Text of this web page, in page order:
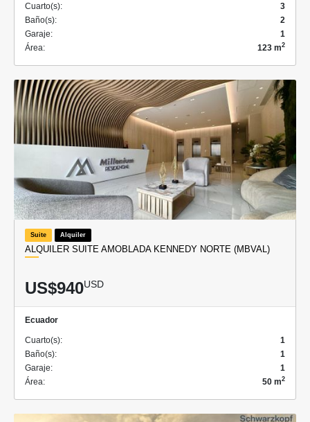
Cuarto(s):
3
Baño(s):
2
Garaje:
1
Área:
123 m2
Suite Alquiler
ALQUILER SUITE AMOBLADA KENNEDY NORTE (MBVAL)
US$940USD
Ecuador
Cuarto(s):
1
Baño(s):
1
Garaje:
1
Área:
50 m2